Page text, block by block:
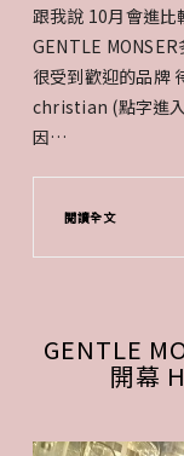
跟我說 10月會進比
GENTLE
很受到歡迎的品牌
christian (點字進
因…
閱讀全文
GENTLE
開幕